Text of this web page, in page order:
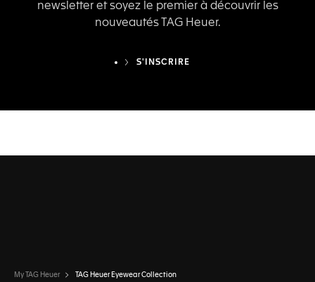
newsletter et soyez le premier à découvrir les
nouveautés TAG Heuer.
S'INSCRIRE
My TAG Heuer TAG Heuer Eyewear Collection